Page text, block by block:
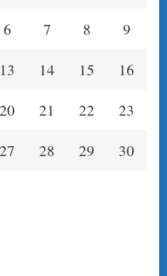
6 7 8
9
13 14 15
16
20 21 22
23
27 28 29
30